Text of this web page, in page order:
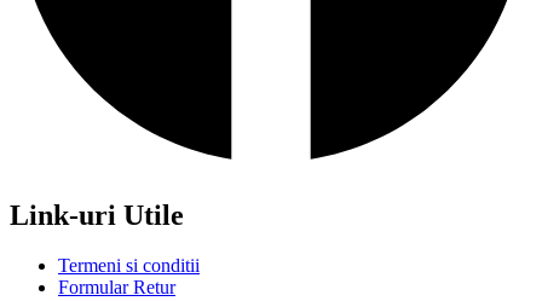
Link-uri Utile
Termeni si conditii
Formular Retur